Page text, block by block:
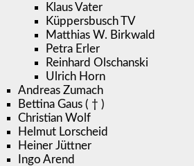
Klaus Vater
Küppersbusch TV
Matthias W. Birkwald
Petra Erler
Reinhard Olschanski
Ulrich Horn
Andreas Zumach
Bettina Gaus ( † )
Christian Wolf
Helmut Lorscheid
Heiner Jüttner
Ingo Arend